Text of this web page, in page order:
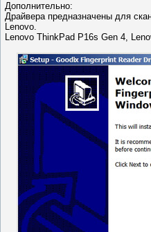
Дополнительно:
Драйвера предназначены для
Lenovo.
Lenovo ThinkPad P16s Gen 4,